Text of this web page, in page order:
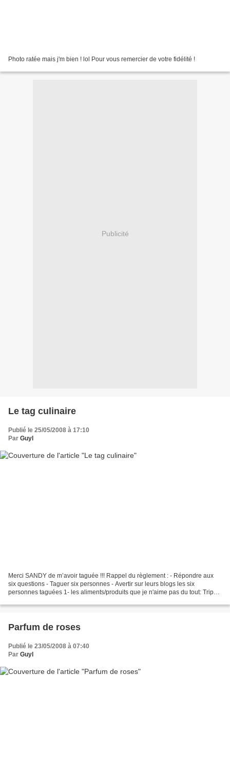
Photo ratée mais j'm bien ! lol Pour vous remercier de votre fidélité !
Publicité
Le tag culinaire
Publié le 25/05/2008 à 17:10
Par Guyl
Merci SANDY de m’avoir taguée !!! Rappel du règlement : - Répondre aux
six questions - Taguer six personnes - Avertir sur leurs blogs les six
personnes taguées 1- les aliments/produits que je n'aime pas du tout: Tripes,
Parfum de roses
Publié le 23/05/2008 à 07:40
Par Guyl